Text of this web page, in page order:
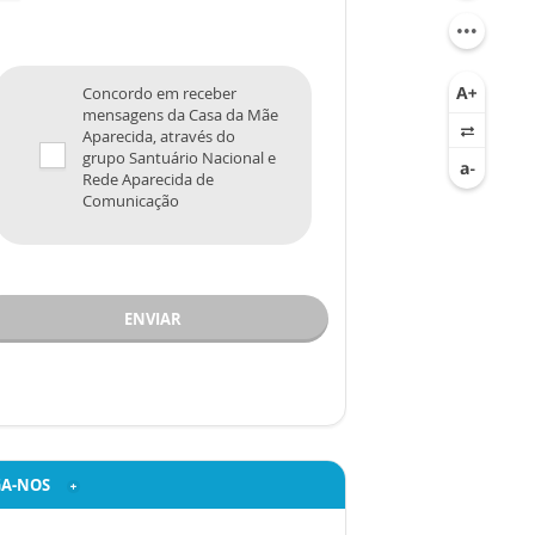
Concordo em receber
mensagens da Casa da Mãe
Aparecida, através do
grupo Santuário Nacional e
Rede Aparecida de
Comunicação
ENVIAR
NOS